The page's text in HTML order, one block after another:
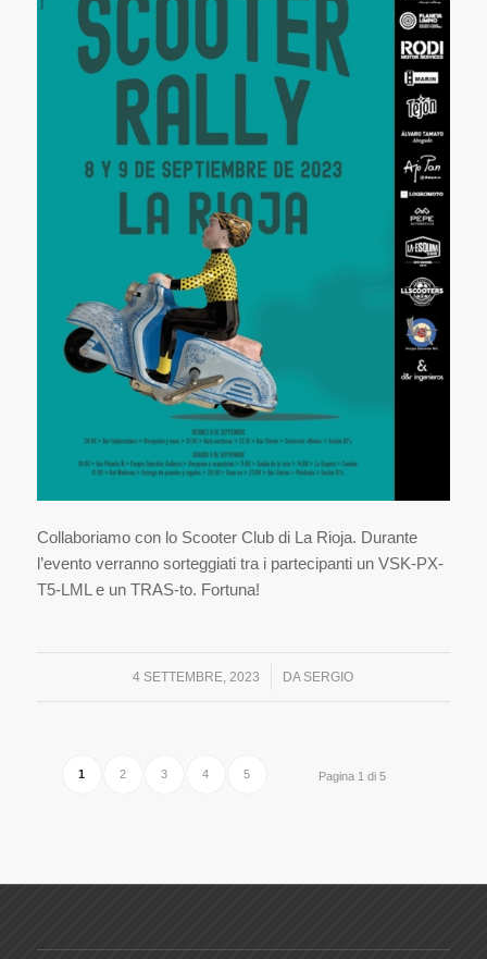
Collaboriamo con lo Scooter Club di La Rioja. Durante
l’evento verranno sorteggiati tra i partecipanti un VSK-PX-
T5-LML e un TRAS-to. Fortuna!
4 SETTEMBRE, 2023
/ DA SERGIO
Pagina 1 di 5
1 2 3 4 5